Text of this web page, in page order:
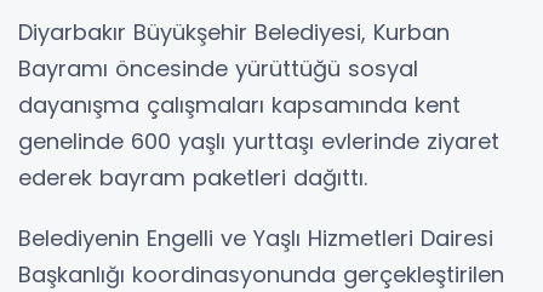
Diyarbakır Büyükşehir Belediyesi, Kurban
Bayramı öncesinde yürüttüğü sosyal
dayanışma çalışmaları kapsamında kent
genelinde 600 yaşlı yurttaşı evlerinde ziyaret
ederek bayram paketleri dağıttı.
Belediyenin Engelli ve Yaşlı Hizmetleri Dairesi
Başkanlığı koordinasyonunda gerçekleştirilen